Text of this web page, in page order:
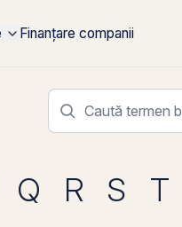
Finanțare companii
Q R S T